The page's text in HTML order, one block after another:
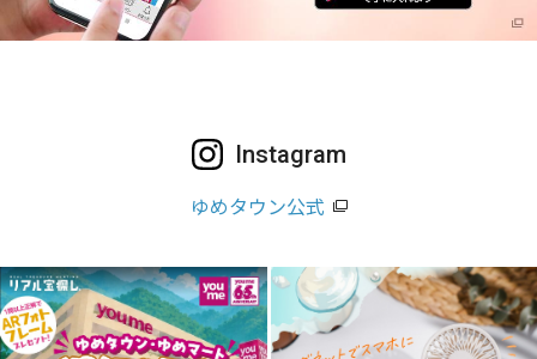
Instagram
ゆめタウン公式